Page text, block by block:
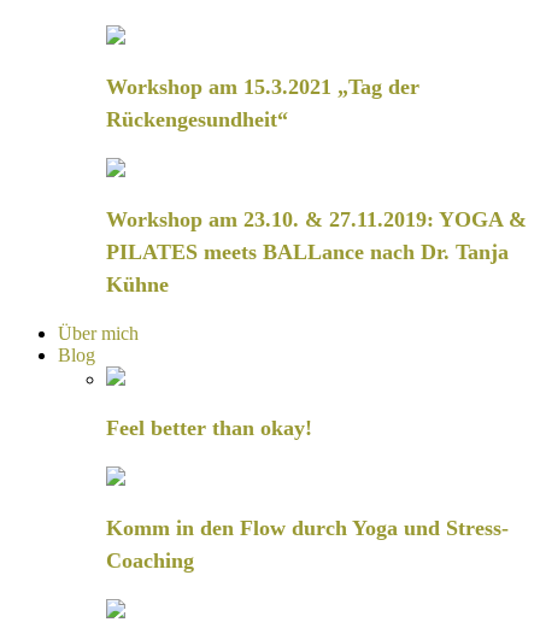
Workshop am 15.3.2021 „Tag der
Rückengesundheit“
Workshop am 23.10. & 27.11.2019: YOGA &
PILATES meets BALLance nach Dr. Tanja
Kühne
Über mich
Blog
Feel better than okay!
Komm in den Flow durch Yoga und Stress-
Coaching